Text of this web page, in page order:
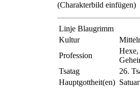
(Charakterbild einfügen)
Linje Blaugrimm
Kultur
Profession
Hexe,
Tsatag
26.
Hauptgottheit(en)